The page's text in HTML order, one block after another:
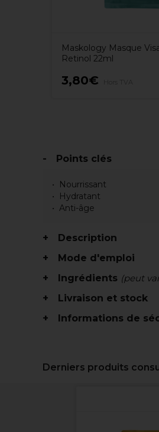
Maskology Masque
Retinol 22ml
3,80€
Points clés
Nourrissant
Hydratant
Anti-âge
Description
Mode d'emploi
Ingrédients (peut
Livraison et stock
Informations de
Derniers produits